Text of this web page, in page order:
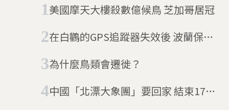
美國摩天大樓殺數億候鳥 芝加哥居冠
在白鸛的GPS追蹤器失效後 波蘭保育
為什麼鳥類會遷徙？
中國「北漂大象團」要回家 結束17個